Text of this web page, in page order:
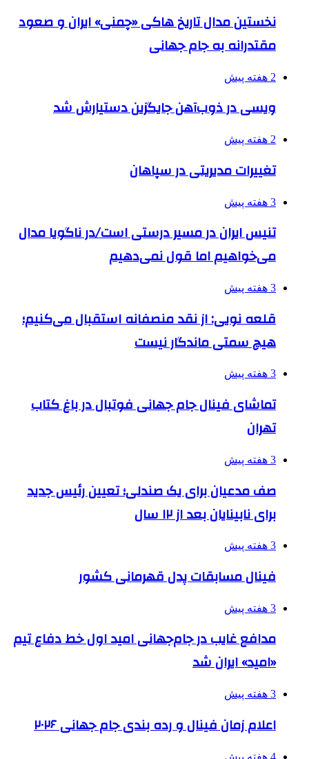
نخستین مدال تاریخ هاکی «چمنی» ایران و صعود
مقتدرانه به جام جهانی
2 هفته پیش
ویسی در ذوب‌آهن جایگزین دستیارش شد
2 هفته پیش
تغییرات مدیریتی در سپاهان
3 هفته پیش
تنیس ایران در مسیر درستی است/در ناگویا مدال
می‌خواهیم اما قول نمی‌دهیم
3 هفته پیش
قلعه نویی: از نقد منصفانه استقبال می‌کنیم؛
هیچ سمتی ماندگار نیست
3 هفته پیش
تماشای فینال جام جهانی فوتبال در باغ کتاب
تهران
3 هفته پیش
صف مدعیان برای یک صندلی؛ تعیین رئیس جدید
برای نابینایان بعد از ۱۲ سال
3 هفته پیش
فینال مسابقات پدل قهرمانی کشور
3 هفته پیش
مدافع غایب در جام‌جهانی امید اول خط دفاع تیم
«امید» ایران شد
3 هفته پیش
اعلام زمان فینال و رده بندی جام جهانی ۲۰۲۶
4 هفته پیش